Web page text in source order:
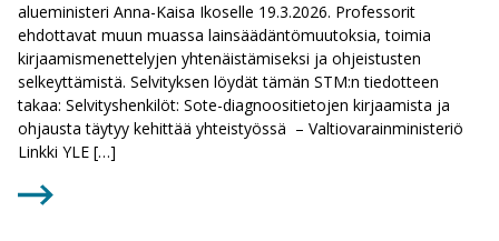
alueministeri Anna-Kaisa Ikoselle 19.3.2026. Professorit
ehdottavat muun muassa lainsäädäntömuutoksia, toimia
kirjaamismenettelyjen yhtenäistämiseksi ja ohjeistusten
selkeyttämistä. Selvityksen löydät tämän STM:n tiedotteen
takaa: Selvityshenkilöt: Sote-diagnoositietojen kirjaamista ja
ohjausta täytyy kehittää yhteistyössä – Valtiovarainministeriö
Linkki YLE […]